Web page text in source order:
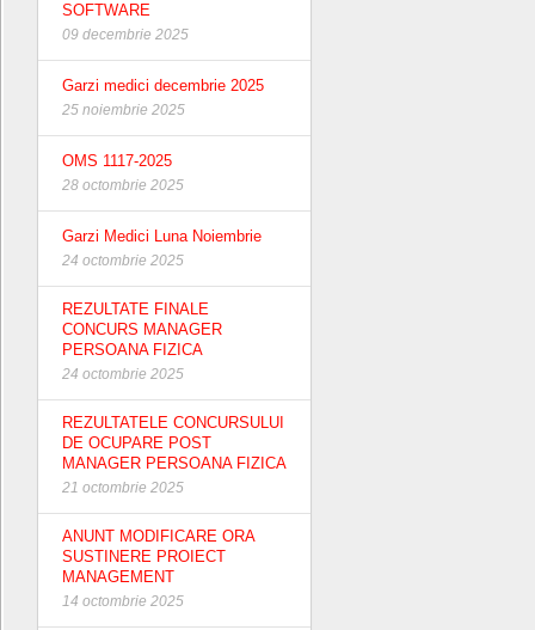
SOFTWARE
09 decembrie 2025
Garzi medici decembrie 2025
25 noiembrie 2025
OMS 1117-2025
28 octombrie 2025
Garzi Medici Luna Noiembrie
24 octombrie 2025
REZULTATE FINALE
CONCURS MANAGER
PERSOANA FIZICA
24 octombrie 2025
REZULTATELE CONCURSULUI
DE OCUPARE POST
MANAGER PERSOANA FIZICA
21 octombrie 2025
ANUNT MODIFICARE ORA
SUSTINERE PROIECT
MANAGEMENT
14 octombrie 2025